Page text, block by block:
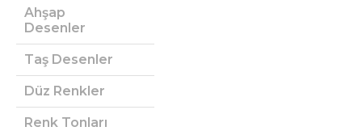
Ahşap
Desenler
Taş Desenler
Düz Renkler
Renk Tonları